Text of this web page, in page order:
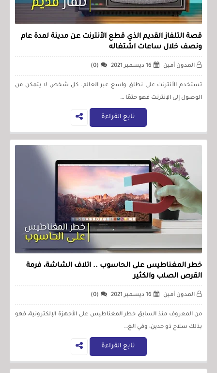
قصة التلفاز القديم الذي قطع الأنترنت عن مدينة لمدة عام
ونصف خلال ساعات اشتغاله
المدون أمين 16 ديسمبر 2021 (0)
تستخدم الأنترنت على نطاق واسع عبر العالم. كل شخص لا يتمكن من
الوصول إلى الإنترنت فهو حتمًا …
تابع القراءة
خطر المغناطيس على الحاسوب .. اتلاف الشاشة، فرمة
القرص الصلب والكثير
المدون أمين 16 ديسمبر 2021 (0)
من المعروف منذ السابق خطر المغناطيس على الأجهزة الإلكترونية، فهو
بذلك سلاح ذو حدين، وفي الغ…
تابع القراءة